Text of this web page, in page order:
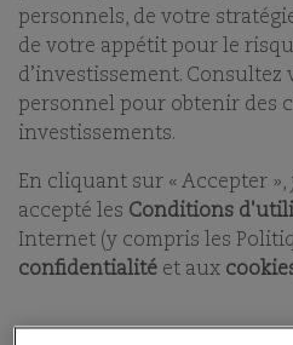
personnels, de votre
de votre appétit pour le
d’investissement.
personnel pour obtenir des
investissements.
En cliquant sur « Accepter
accepté les Conditions
Internet (y compris les
confidentialité et aux